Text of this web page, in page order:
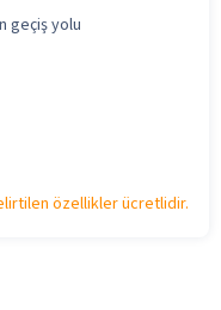
geçiş yolu
özellikler ücretlidir.